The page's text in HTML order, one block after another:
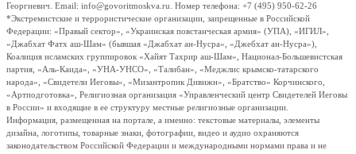
Георгиевич. Email: info@govoritmoskva.ru. Номер телефона: +7 (495) 950-62-26
*Экстремистские и террористические организации, запрещенные в Российской
Федерации: «Правый сектор», «Украинская повстанческая армия» (УПА), «ИГИЛ»,
«Джабхат Фатх аш-Шам» (бывшая «Джабхат ан-Нусра», «Джебхат ан-Нусра»),
Коалиция исламских группировок «Хайят Тахрир аш-Шам», Национал-Большевистская
партия, «Аль-Каида», «УНА-УНСО», «Талибан», «Меджлис крымско-татарского
народа», «Свидетели Иеговы», «Мизантропик Дивижн», «Братство» Корчинского,
«Артподготовка», Религиозная организация «Управленческий центр Свидетелей Иеговы
в России» и входящие в ее структуру местные религиозные организации.
Информация, размещенная на портале, а именно: текстовые материалы, элементы
дизайна, логотипы, товарные знаки, фотографии, видео и аудио охраняются
законодательством Российской Федерации и международными нормами права и не